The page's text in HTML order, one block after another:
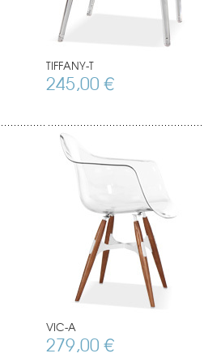
TIFFANY-T
245,00 €
VIC-A
279,00 €